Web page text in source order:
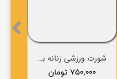
شورت ورزشی زنانه برند BROOKS
۷۵۰,۰۰۰ تومان